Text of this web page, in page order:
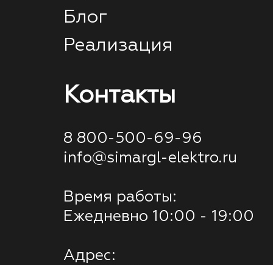
Блог
Реализация
Контакты
8 800-500-69-96
info@simargl-elektro.ru
Время работы:
Ежедневно 10:00 - 19:00
Адрес: